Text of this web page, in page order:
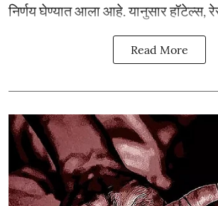
निर्णय घेण्यात आला आहे. यानुसार हॉटेल्स,
Read More